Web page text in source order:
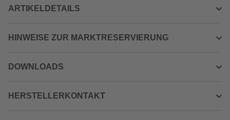
ARTIKELDETAILS
HINWEISE ZUR MARKTRESERVIERUNG
DOWNLOADS
HERSTELLERKONTAKT